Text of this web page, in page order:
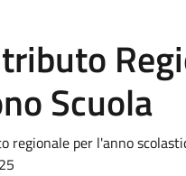
Scuola
regionale per l'anno